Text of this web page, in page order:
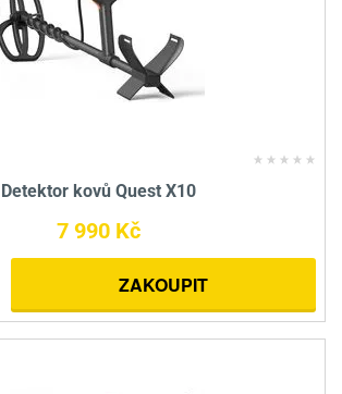
Detektor kovů Quest X10
7 990 Kč
ZAKOUPIT